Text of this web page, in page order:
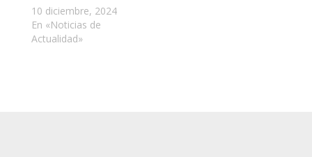
10 diciembre, 2024
En «Noticias de
Actualidad»